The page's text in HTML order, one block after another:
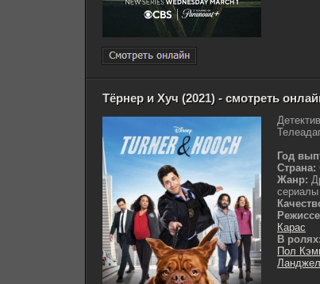
Тёрнер и Хуч (2021) - смотреть
Год
Страна:
Жанр:
Карас
В ролях:
Пол